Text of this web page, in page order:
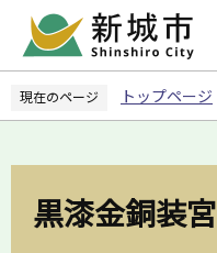
ペ
の
現在のページ トップページ
黒漆金銅装